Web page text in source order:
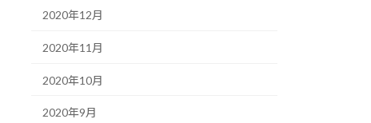
2020年12月
2020年11月
2020年10月
2020年9月